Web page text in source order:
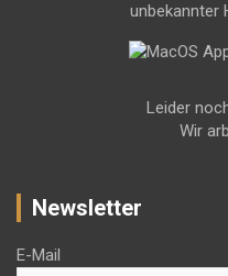
unbekannter
Leider
Wir
Newsletter
E-Mail